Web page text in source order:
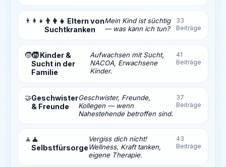
👨‍👩‍👧 👨‍👩‍👧 Eltern von
Suchtkranken
Mein Kind ist süchtig
— was kann ich tun?
33
Beiträge
🧒🧒 Kinder &
Sucht in der
Familie
Aufwachsen mit Sucht,
NACOA, Erwachsene
Kinder.
41
Beiträge
🤝Geschwister
& Freunde
Geschwister, Freunde,
Kollegen — wenn
Nahestehende betroffen sind.
37
Beiträge
🧘 🧘
Selbstfürsorge
Vergiss dich nicht!
Wellness, Kraft tanken,
eigene Therapie.
43
Beiträge